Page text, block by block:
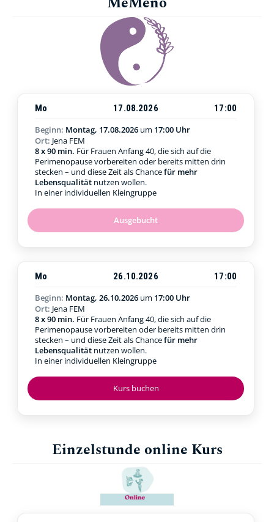
Ausgebucht
Mo 17.08.2026
17:00
Beginn: Montag, 17.08.2026 um 17:00 Uhr
Ort: Jena FEM
8 x 90 min. Für Frauen Anfang 40, die sich auf die
Perimenopause vorbereiten oder bereits mitten drin
stecken – und diese Zeit als Chancefür mehr
Lebensqualität nutzen wollen.
In einer individuellen Kleingruppe
Kurs buchen
Mo 26.10.2026
17:00
Beginn: Montag, 26.10.2026 um 17:00 Uhr
Ort: Jena FEM
8 x 90 min. Für Frauen Anfang 40, die sich auf die
Perimenopause vorbereiten oder bereits mitten drin
stecken – und diese Zeit als Chancefür mehr
Lebensqualität nutzen wollen.
In einer individuellen Kleingruppe
Einzelstunde online Kurs